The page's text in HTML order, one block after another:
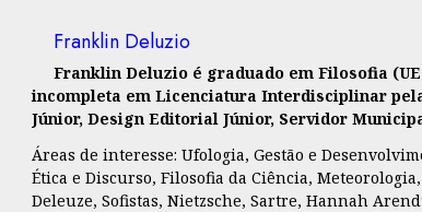
Franklin Deluzio
Franklin Deluzio é graduado em Filosofia
incompleta em Licenciatura Interdisciplinar
Júnior, Design Editorial Júnior, Servidor
Áreas de interesse: Ufologia, Gestão e
Ética e Discurso, Filosofia da Ciência,
Deleuze, Sofistas, Nietzsche, Sartre, Hannah